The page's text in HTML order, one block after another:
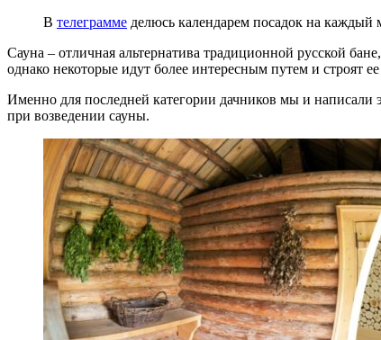
В телеграмме делюсь календарем посадок на каждый
Сауна – отличная альтернатива традиционной русской
однако некоторые идут более интересным путем и строят ее
Именно для последней категории дачников мы и написали
при возведении сауны.